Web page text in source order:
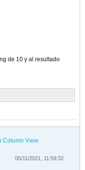
de 10 y al resultado
Column View
05/11/2021, 11:59:32